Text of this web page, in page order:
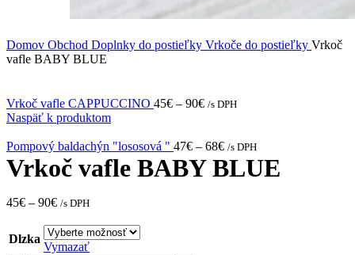
Domov Obchod Doplnky do postieľky Vrkoče do postieľky Vrkoč
vafle BABY BLUE
Vrkoč vafle CAPPUCCINO 45€ – 90€ /s DPH
Naspäť k produktom
Pompový baldachýn "lososová " 47€ – 68€ /s DPH
Vrkoč vafle BABY BLUE
45€ – 90€ /s DPH
Dlzka
Vymazať